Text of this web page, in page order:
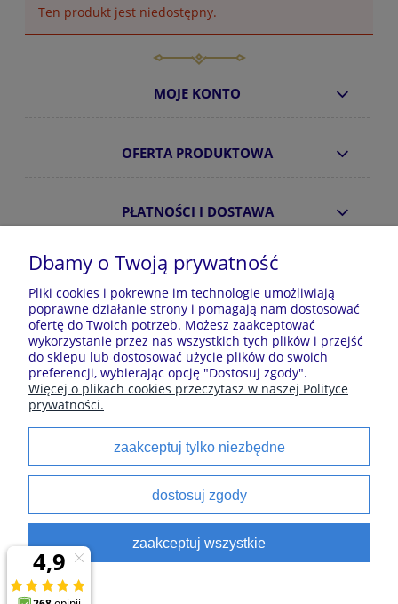
Ten produkt jest niedostępny.
MOJE KONTO
OFERTA PRODUKTOWA
PŁATNOŚCI I DOSTAWA
INFORMACJE
O NAS
Sklep z piżamami Kraina Piżam | Plac Zwycięstwa 7, 28-
100 Busko-Zdrój | E-mail: krainapizam@gmail.com | Tel.
602 809 945 | NIP: 6551814701 | REGON: 528344498
Polecane kategorie
Szlaforki dla dzieci
Piżamy damskie
Piżamy męskie
Koszule noce
Dbamy o Twoją prywatność
Pliki cookies i pokrewne im technologie umożliwiają
poprawne działanie strony i pomagają nam dostosować
ofertę do Twoich potrzeb. Możesz zaakceptować
wykorzystanie przez nas wszystkich tych plików i przejść
do sklepu lub dostosować użycie plików do swoich
preferencji, wybierając opcję "Dostosuj zgody".
Więcej o plikach cookies przeczytasz w naszej Polityce
prywatności.
zaakceptuj tylko niezbędne
dostosuj zgody
zaakceptuj wszystkie